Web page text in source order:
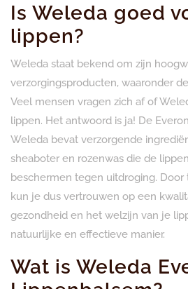
Is Weleda goed
lippen?
Weleda staat bekend om zijn
verzorgingsproducten, waaronder
Veel mensen vragen zich af of
lippen. Het antwoord is ja! De
Weleda bevat verzorgende
sheaboter en rozenwas die de
beschermen tegen uitdroging. Door
kun je dus vertrouwen op een
gezondheid en het welzijn van je
natuurlijke en effectieve manier.
Wat is Weleda